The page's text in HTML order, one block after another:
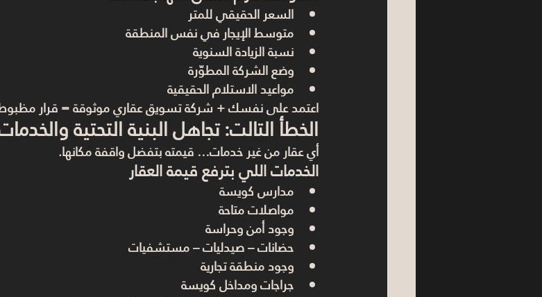
السعر الحقيقي للمتر
متوسط الإيجار في نفس المنطقة
نسبة الزيادة السنوية
وضع الشركة المطوّرة
مواعيد الاستلام الحقيقية
اعتمد على نفسك + شركة تسويق عقاري موثوقة = قرار
الخطأ التالت: تجاهل البنية التحتية
أي عقار من غير خدمات… قيمته بتفضل واقفة مكانها.
الخدمات اللي بترفع قيمة العقار
مدارس كويسة
مواصلات متاحة
وجود أمن وحراسة
حضانات – صيدليات – مستشفيات
وجود منطقة تجارية
جراجات ومداخل كويسة